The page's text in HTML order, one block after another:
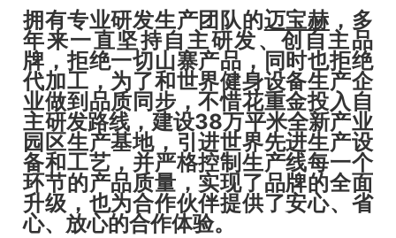
拥有专业研发生产团队的迈宝赫 ，多
年来一直坚持自主研发、创自主品
牌，拒绝一切山寨产品，同时也拒绝
代加工，为了和世界健身设备生产企
业做到品质同步，不惜花重金投入自
主研发路线，建设38万平米全新产业
园区生产基地，引进世界先进生产设
备和工艺，并严格控制生产线每一个
环节的产品质量，实现了品牌的全面
升级，也为合作伙伴提供了安心、省
心、放心的合作体验。